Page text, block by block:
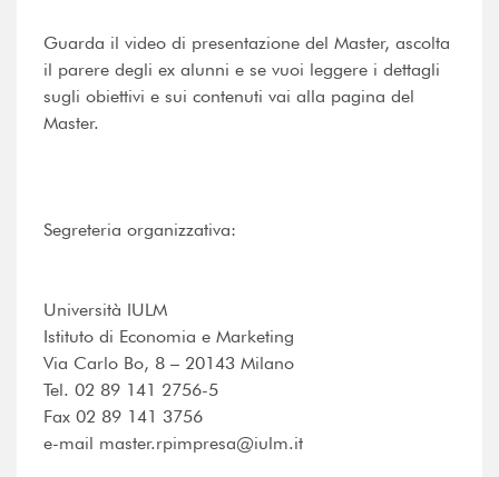
Guarda il video di presentazione del Master, ascolta
il parere degli ex alunni e se vuoi leggere i dettagli
sugli obiettivi e sui contenuti vai alla pagina del
Master.
Segreteria organizzativa:
Università IULM
Istituto di Economia e Marketing
Via Carlo Bo, 8 – 20143 Milano
Tel. 02 89 141 2756-5
Fax 02 89 141 3756
e-mail master.rpimpresa@iulm.it